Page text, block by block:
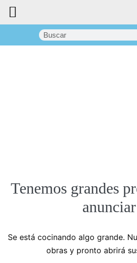
Tenemos grandes
anunciar
Se está cocinando algo grande.
obras y pronto abrirá